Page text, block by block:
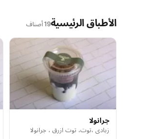
الأطباق الرئيسية19 أصناف
جرانولا
زبادي ،توت، توت ازرق ، جرانولا